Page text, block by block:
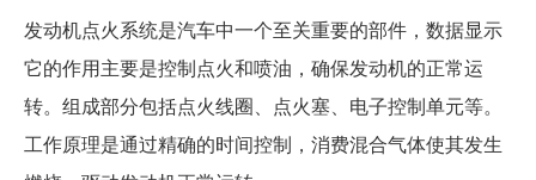
发动机点火系统是汽车中一个至关重要的部件，数据显示
它的作用主要是控制点火和喷油，确保发动机的正常运
转。组成部分包括点火线圈、点火塞、电子控制单元等。
工作原理是通过精确的时间控制，消费混合气体使其发生